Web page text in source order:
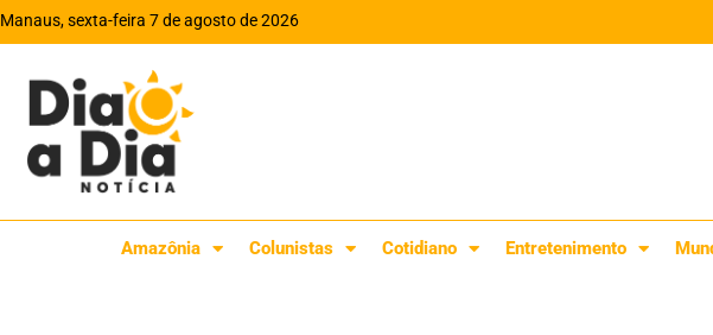
Manaus, sexta-feira 7 de agosto de 2026
Amazônia Colunistas Cotidiano Entretenimento